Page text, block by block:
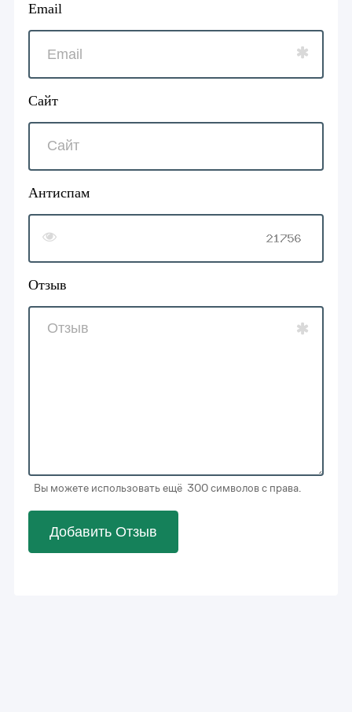
Email
Сайт
Антиспам
Отзыв
Вы можете использовать ещё 300 символов с права.
Добавить Отзыв